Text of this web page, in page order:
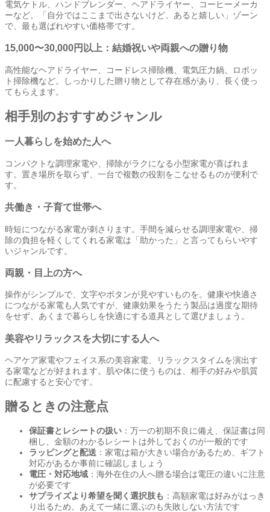
電気ケトル、ハンドブレンダー、ヘアドライヤー、コーヒーメーカ
ーなど。「自分ではここまで出さないけど、あると嬉しい」ゾーン
で、最も選ばれやすい価格帯です。
15,000〜30,000円以上：結婚祝いや両親への贈り物
高性能なヘアドライヤー、コードレス掃除機、電気圧力鍋、ロボッ
ト掃除機など。しっかりした贈り物として存在感があり、長く使っ
てもらえます。
相手別のおすすめジャンル
一人暮らしを始めた人へ
コンパクトな調理家電や、掃除がラクになる小型家電が喜ばれま
す。置き場所を取らず、一台で複数の役割をこなせるものが便利で
す。
共働き・子育て世帯へ
時短につながる家電が刺さります。手間を減らせる調理家電や、掃
除の負担を軽くしてくれる家電は「助かった」と言ってもらいやす
いジャンルです。
両親・目上の方へ
操作がシンプルで、文字やボタンが見やすいものを。健康や快適さ
につながる家電も人気ですが、健康効果をうたう製品は過度な期待
をせず、あくまで暮らしを快適にする道具として選びましょう。
美容やリラックスを大切にする人へ
ヘアケア家電やフェイス系の美容家電、リラックスタイムを演出す
る家電などが好まれます。肌や体に使うものは、相手の好みや肌質
に配慮すると安心です。
贈るときの注意点
保証書とレシートの扱い ：万一の初期不良に備え、保証書は同
梱し、金額のわかるレシートは外しておくのが一般的です
ラッピングと配送 ：家電は箱が大きい場合があるため、ギフト
対応があるか事前に確認しましょう
電圧・対応地域 ：海外在住の人へ贈る場合は電圧の違いに注意
が必要です
サプライズより希望を聞く選択肢も ：高額家電は好みがはっき
り出るため、あえて一緒に選ぶのも失敗しない方法です